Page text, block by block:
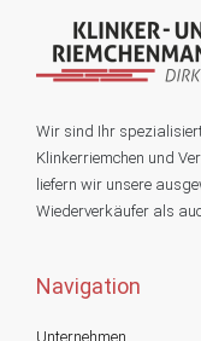
Wir sind Ihr
Klinkerriemchen und
liefern wir unsere
Wiederverkäufer als
Navigation
Unternehmen